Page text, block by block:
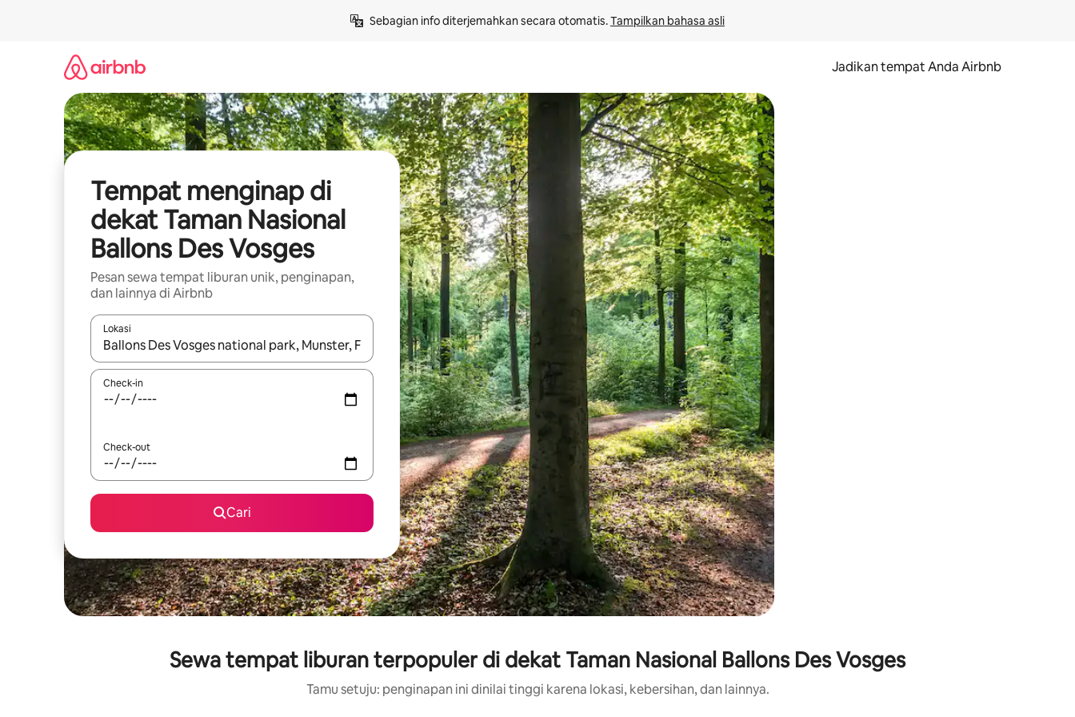
Sebagian info diterjemahkan secara otomatis. Tampilkan bahasa asli
Jadikan tempat Anda Airbnb
Tempat menginap di
dekat Taman Nasional
Ballons Des Vosges
Pesan sewa tempat liburan unik, penginapan,
dan lainnya di Airbnb
Lokasi
Jika hasil yang dicari tersedia, telusuri dengan tombol panah ke atas dan ke bawah atau jelajahi dengan sentuhan atau gerakan menggeser.
Check-in
Check-out
Cari
Sewa tempat liburan terpopuler di dekat Taman Nasional Ballons Des Vosges
Tamu setuju: penginapan ini dinilai tinggi karena lokasi, kebersihan, dan lainnya.